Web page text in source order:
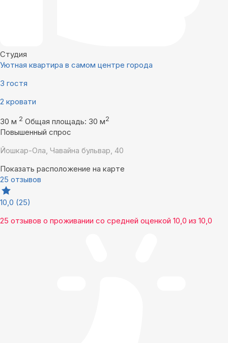
Студия
Уютная квартира в самом центре города
3 гостя
2 кровати
30 м 2 Общая площадь: 30 м2
Повышенный спрос
Йошкар-Ола, Чавайна бульвар, 40
Показать расположение на карте
25 отзывов
10,0 (25)
25 отзывов о проживании со средней оценкой 10,0 из 10,0